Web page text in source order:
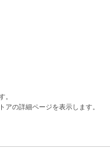
。
アの詳細ページを表示します。